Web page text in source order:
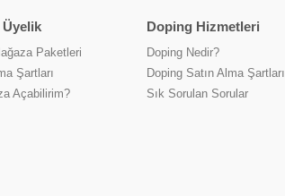
Paketleri
Şartları
Açabilirim?
Doping Hizmetleri
Doping Nedir?
Doping Satın Alma Şartları
Sık Sorulan Sorular